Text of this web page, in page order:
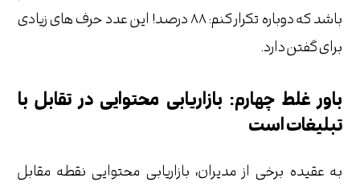
باشد که دوباره تکرار کنم: 88 درصد! این عدد حرف های زیادی
برای گفتن دارد.
باور غلط چهارم: بازاریابی محتوایی در تقابل با
تبلیغات است
به عقیده برخی از مدیران، بازاریابی محتوایی نقطه مقابل